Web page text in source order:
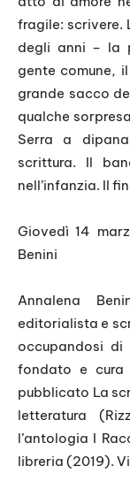
fragile: scrivere.
degli anni – la
gente comune,
grande sacco
qualche
Serra a
scrittura. Il
nell’infanzia. Il
Giovedì 14
Benini
Annalena
editorialista e
occupandosi
fondato e cura
pubblicato La
letteratura
l’antologia I R
libreria (2019).